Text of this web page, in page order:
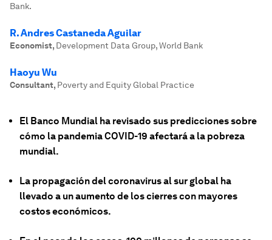
Bank.
R. Andres Castaneda Aguilar
Economist, Development Data Group, World Bank
Haoyu Wu
Consultant, Poverty and Equity Global Practice
El Banco Mundial ha revisado sus predicciones sobre
cómo la pandemia COVID-19 afectará a la pobreza
mundial.
La propagación del coronavirus al sur global ha
llevado a un aumento de los cierres con mayores
costos económicos.